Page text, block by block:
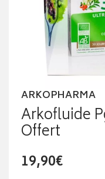
ARKOPHARMA
Arkofluide
Offert
19,90€